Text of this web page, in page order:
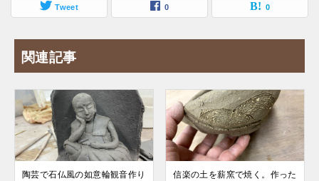
Tweet 0 0
関連記事
陶芸で石仏風の如意輪観音作り
信楽の土を薪窯で焼く。作った